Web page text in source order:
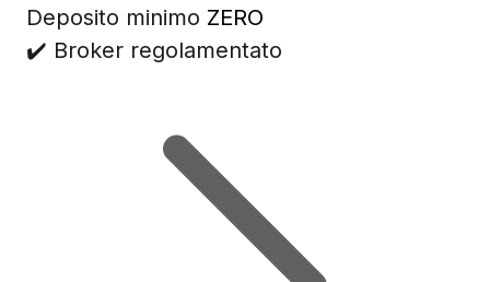
Deposito minimo ZERO
✔️ Broker regolamentato